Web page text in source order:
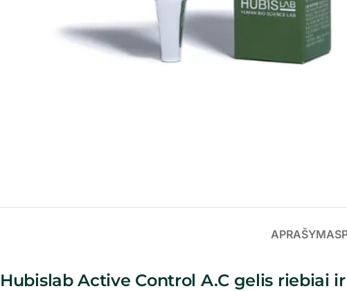
APRAŠYMAS
Hubislab Active Control A.C gelis riebiai